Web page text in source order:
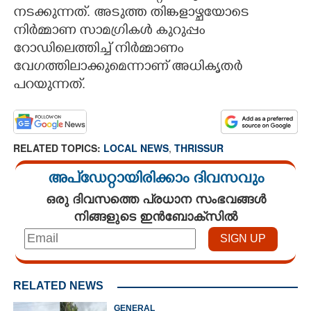
നടക്കുന്നത്. അടുത്ത തിങ്കളാഴ്ചയോടെ
നിർമ്മാണ സാമഗ്രികൾ കുറുപ്പം
റോഡിലെത്തിച്ച് നിർമ്മാണം
വേഗത്തിലാക്കുമെന്നാണ് അധികൃതർ
പറയുന്നത്.
RELATED TOPICS: LOCAL NEWS, THRISSUR
അപ്ഡേറ്റായിരിക്കാം ദിവസവും
ഒരു ദിവസത്തെ പ്രധാന സംഭവങ്ങൾ
നിങ്ങളുടെ ഇൻബോക്സിൽ
RELATED NEWS
GENERAL